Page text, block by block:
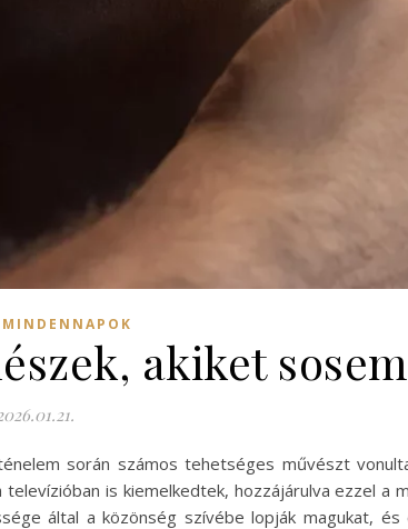
MINDENNAPOK
akiket
során számos tehetséges művészt
is kiemelkedtek, hozzájárulva ezzel a
által a közönség szívébe lopják magukat,